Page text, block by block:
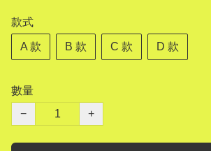
款式
A 款 B 款 C 款 D 款
數量
−
+